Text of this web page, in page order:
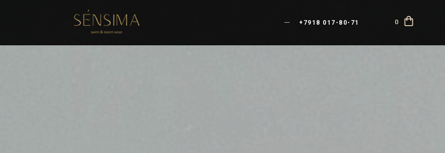
+7918 017-80-71
— 0